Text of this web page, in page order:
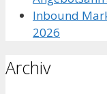
Inbound
2026
Archiv